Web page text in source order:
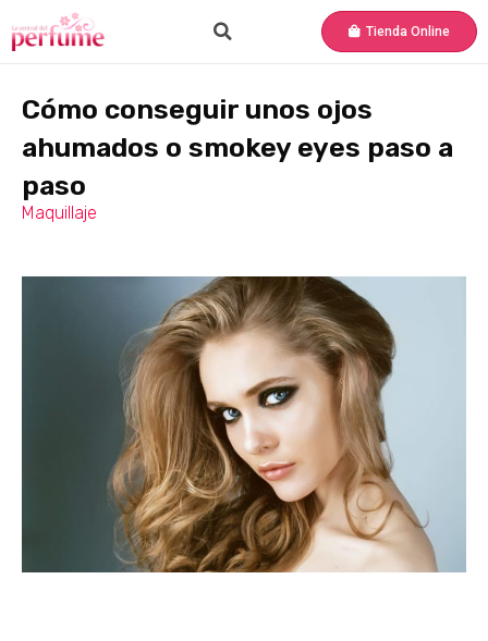
Tienda Online
Cómo conseguir unos ojos
ahumados o smokey eyes paso a
paso
Maquillaje